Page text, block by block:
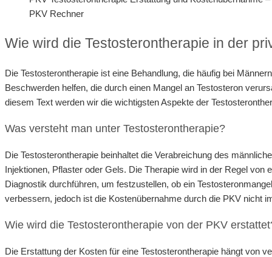
PKV Rechner
Wie wird die Testosterontherapie in der
Die Testosterontherapie ist eine Behandlung, die häufig bei
Beschwerden helfen, die durch einen Mangel an Testosteron
diesem Text werden wir die wichtigsten Aspekte der
Was versteht man unter Testosterontherapie?
Die Testosterontherapie beinhaltet die Verabreichung des
Injektionen, Pflaster oder Gels. Die Therapie wird in der Regel
Diagnostik durchführen, um festzustellen, ob ein
verbessern, jedoch ist die Kostenübernahme durch die PKV nicht
Wie wird die Testosterontherapie von der PKV
Die Erstattung der Kosten für eine Testosterontherapie hängt von